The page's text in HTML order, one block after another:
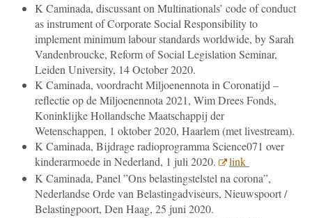
K Caminada, discussant on Multinationals’ code of conduct
as instrument of Corporate Social Responsibility to
implement minimum labour standards worldwide, by Sarah
Vandenbroucke, Reform of Social Legislation Seminar,
Leiden University, 14 October 2020.
K Caminada, voordracht Miljoenennota in Coronatijd –
reflectie op de Miljoenennota 2021, Wim Drees Fonds,
Koninklijke Hollandsche Maatschappij der
Wetenschappen, 1 oktober 2020, Haarlem (met livestream).
K Caminada, Bijdrage radioprogramma Science071 over
kinderarmoede in Nederland, 1 juli 2020.
link
K Caminada, Panel ”Ons belastingstelstel na corona”,
Nederlandse Orde van Belastingadviseurs, Nieuwspoort /
Belastingpoort, Den Haag, 25 juni 2020.